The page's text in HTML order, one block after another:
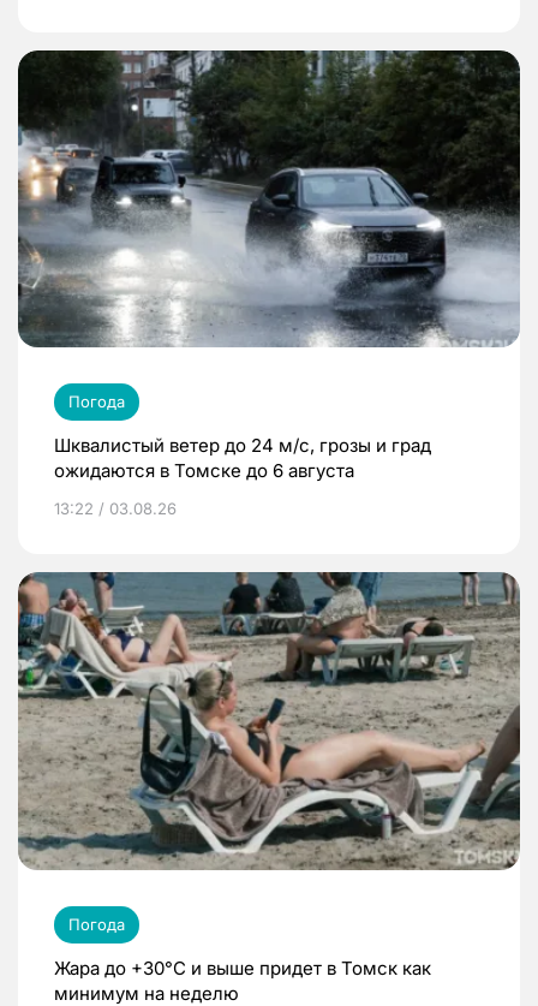
Погода
Шквалистый ветер до 24 м/с, грозы и град
ожидаются в Томске до 6 августа
13:22 / 03.08.26
Погода
Жара до +30°C и выше придет в Томск как
минимум на неделю